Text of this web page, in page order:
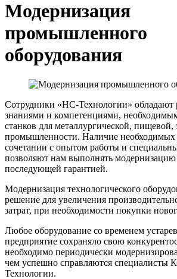
Модернизация
промышленного
оборудования
Сотрудники «НС-Технологии» обладают
знаниями и компетенциями,
станков для металлургической, пищевой,
промышленности. Наличие необходимых
сочетании с опытом работы и
позволяют нам выполнять модернизацию
последующей гарантией.
Модернизация технологического
решение для увеличения
затрат, при необходимости покупки
Любое оборудование со временем
предприятие сохраняло свою
необходимо периодически
чем успешно справляются специалисты
Технологии.